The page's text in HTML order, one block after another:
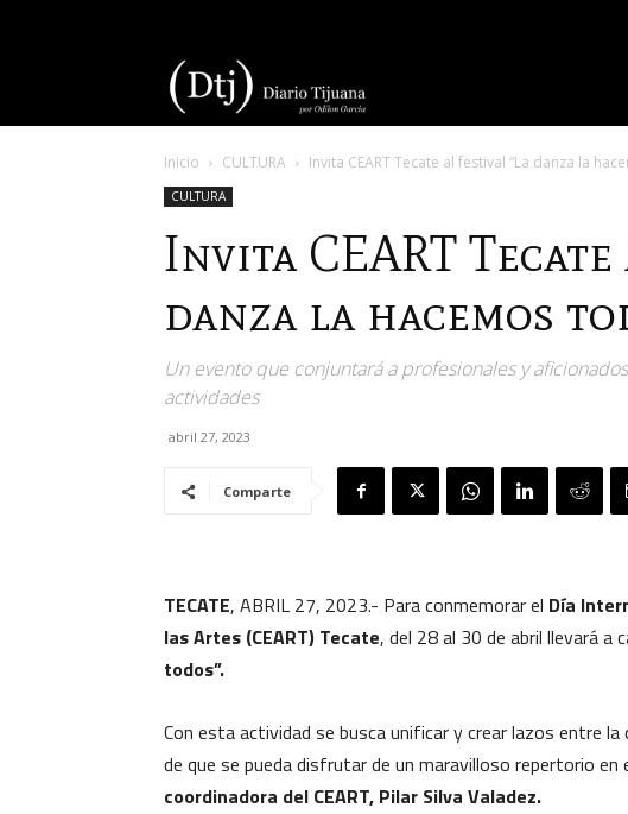
Tijuana
Inicio CULTURA Invita CEART Tecate al festival “La danza la
CULTURA
Invita CEART
danza la hacemos
Un evento que conjuntará a profesionales y
actividades
abril 27, 2023
Comparte
TECATE, ABRIL 27, 2023.- Para conmemorar el Día
las Artes (CEART) Tecate, del 28 al 30 de abril llevará a
todos”.
Con esta actividad se busca unificar y crear lazos entre
de que se pueda disfrutar de un maravilloso repertorio
coordinadora del CEART, Pilar Silva Valadez.